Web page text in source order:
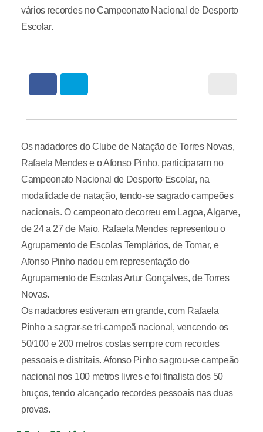
vários recordes no Campeonato Nacional de Desporto
Escolar.
Os nadadores do Clube de Natação de Torres Novas,
Rafaela Mendes e o Afonso Pinho, participaram no
Campeonato Nacional de Desporto Escolar, na
modalidade de natação, tendo-se sagrado campeões
nacionais. O campeonato decorreu em Lagoa, Algarve,
de 24 a 27 de Maio. Rafaela Mendes representou o
Agrupamento de Escolas Templários, de Tomar, e
Afonso Pinho nadou em representação do
Agrupamento de Escolas Artur Gonçalves, de Torres
Novas.
Os nadadores estiveram em grande, com Rafaela
Pinho a sagrar-se tri-campeã nacional, vencendo os
50/100 e 200 metros costas sempre com recordes
pessoais e distritais. Afonso Pinho sagrou-se campeão
nacional nos 100 metros livres e foi finalista dos 50
bruços, tendo alcançado recordes pessoais nas duas
provas.